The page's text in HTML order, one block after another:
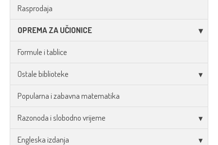
Rasprodaja
OPREMA ZA UČIONICE
Formule i tablice
Ostale biblioteke
Popularna i zabavna matematika
Razonoda i slobodno vrijeme
Engleska izdanja